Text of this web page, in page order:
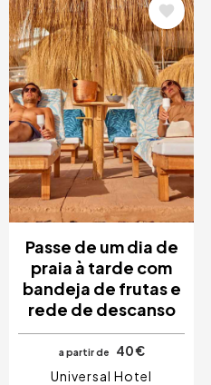
Imagem
Passe de um dia de
praia à tarde com
bandeja de frutas e
rede de descanso
a partir de
40 €
Universal Hotel